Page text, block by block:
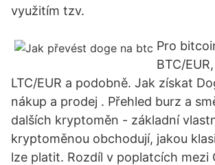
využitím tzv.
Pro
BTC/
LTC/EUR a podobně. Jak získat
nákup a prodej . Přehled burz a
dalších kryptoměn - základní
kryptoměnou obchodují, jakou
lze platit. Rozdíl v poplatcích mezi